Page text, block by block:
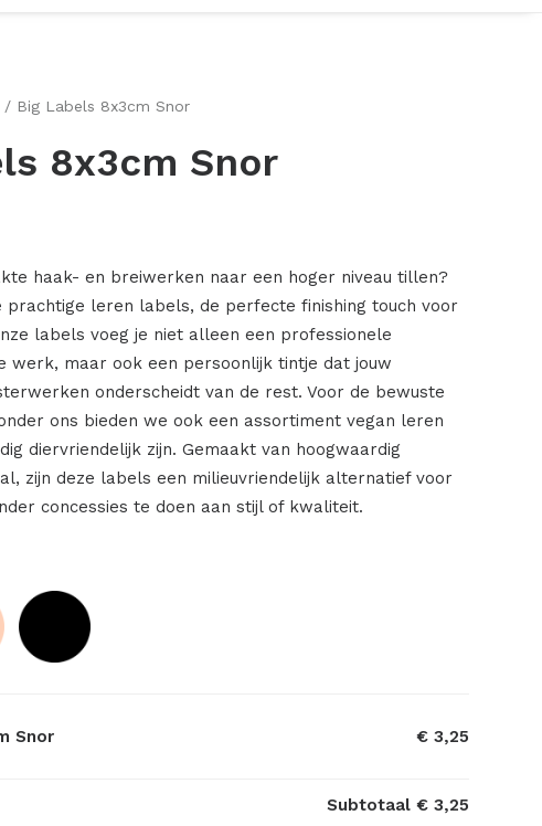
Big Labels 8x3cm Snor
8x3cm Snor
haak- en breiwerken naar een hoger niveau tillen?
prachtige leren labels, de perfecte finishing touch voor
labels voeg je niet alleen een professionele
werk, maar ook een persoonlijk tintje dat jouw
onderscheidt van de rest. Voor de bewuste
ons bieden we ook een assortiment vegan leren
diervriendelijk zijn. Gemaakt van hoogwaardig
zijn deze labels een milieuvriendelijk alternatief voor
concessies te doen aan stijl of kwaliteit.
Snor € 3,25
Subtotaal € 3,25